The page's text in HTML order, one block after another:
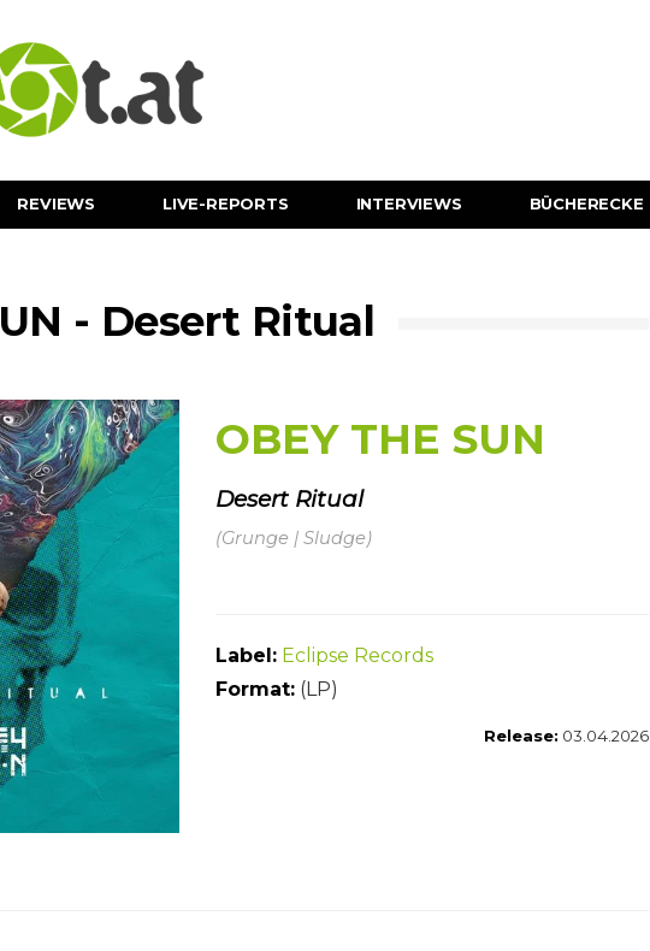
REVIEWS LIVE-REPORTS INTERVIEWS BÜCHERECKE
- Desert Ritual
OBEY THE SUN
Desert Ritual
(Grunge | Sludge)
Label: Eclipse Records
Format: (LP)
Release: 03.04.2026